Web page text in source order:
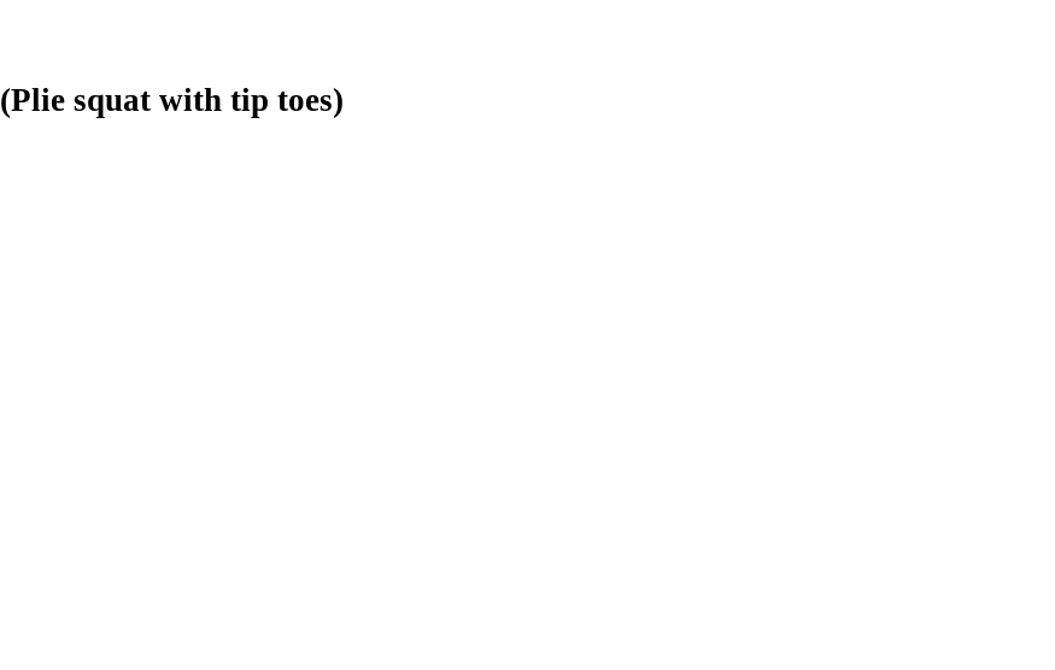
(Plie squat with tip toes)